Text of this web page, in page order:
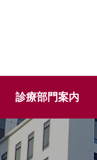
診療部門案内